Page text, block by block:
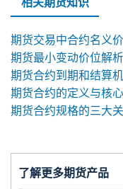
了解更多期货产品
相关期货知识
期货交易中合约名义
期货最小变动价位解析
期货合约到期和结算
期货合约的定义与核
期货合约规格的三大